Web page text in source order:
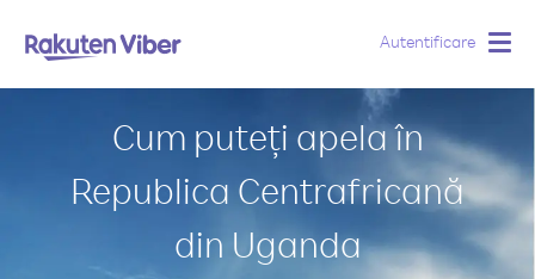
Autentificare
Cum puteți apela în
Republica Centrafricană
din Uganda